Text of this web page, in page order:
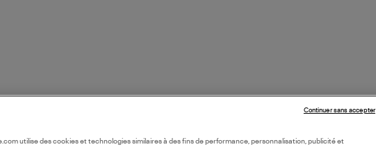
utilise des cookies et technologies similaires à des fins de performance, personnalisation, publicité et
Continuer sans accepter